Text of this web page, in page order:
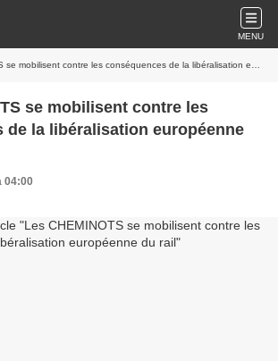
MENU
contre les conséquences de la libéralisation européenne du rail
se mobilisent contre les
de la libéralisation européenne
04:00